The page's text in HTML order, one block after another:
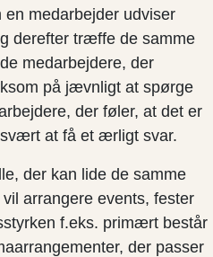
medarbejder udviser
derefter træffe de samme
medarbejdere, der
på jævnligt at spørge
der føler, at det er
at få et ærligt svar.
der kan lide de samme
arrangere events, fester
f.eks. primært består
der passer